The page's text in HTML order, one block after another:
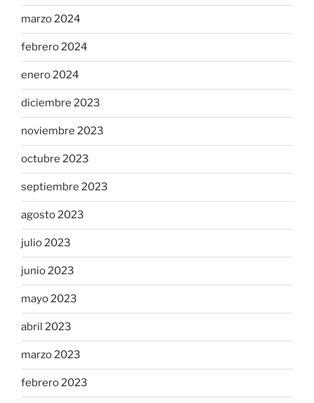
marzo 2024
febrero 2024
enero 2024
diciembre 2023
noviembre 2023
octubre 2023
septiembre 2023
agosto 2023
julio 2023
junio 2023
mayo 2023
abril 2023
marzo 2023
febrero 2023